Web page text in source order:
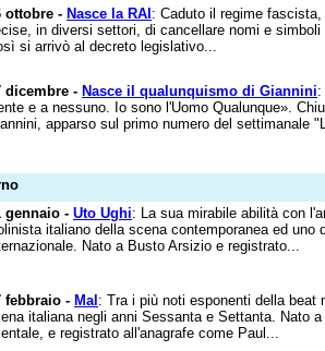
ottobre - Nasce la RAI : Caduto il regime
in diversi settori, di cancellare nomi e
si arrivò al decreto legislativo...
dicembre - Nasce il qualunquismo di Giannini:
e a nessuno. Io sono l'Uomo Qualunque».
apparso sul primo numero del settimanale
gennaio - Uto Ughi: La sua mirabile abilità con
italiano della scena contemporanea ed uno
Nato a Busto Arsizio e registrato...
febbraio - Mal : Tra i più noti esponenti della
italiana negli anni Sessanta e Settanta. Nato
e registrato all'anagrafe come Paul...